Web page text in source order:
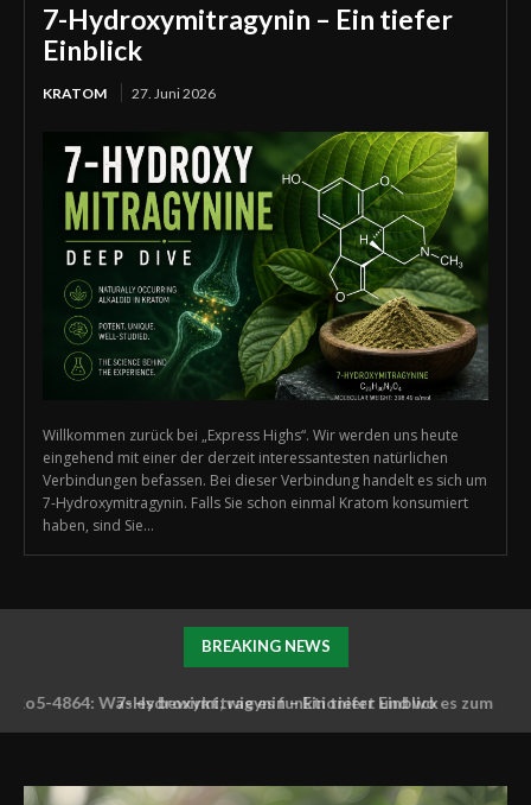
7-Hydroxymitragynin – Ein tiefer
Einblick
KRATOM 27. Juni 2026
Willkommen zurück bei „Express Highs“. Wir werden uns heute
eingehend mit einer der derzeit interessantesten natürlichen
Verbindungen befassen. Bei dieser Verbindung handelt es sich um
7-Hydroxymitragynin. Falls Sie schon einmal Kratom konsumiert
haben, sind Sie...
BREAKING NEWS
7-Hydroxymitragynin – Ein tiefer Einblick